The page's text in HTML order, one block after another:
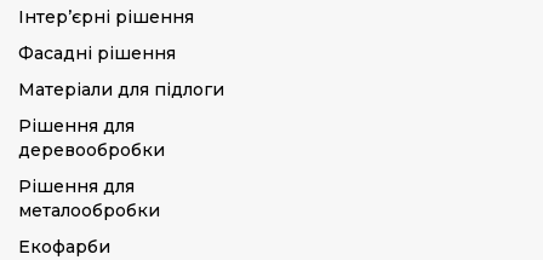
Інтер’єрні рішення
Фасадні рішення
Матеріали для підлоги
Рішення для
деревообробки
Рішення для
металообробки
Екофарби